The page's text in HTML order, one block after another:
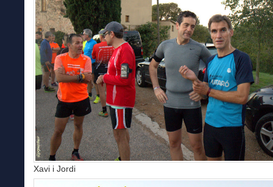
Xavi i Jordi